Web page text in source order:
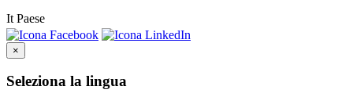
It Paese
×
Seleziona la lingua